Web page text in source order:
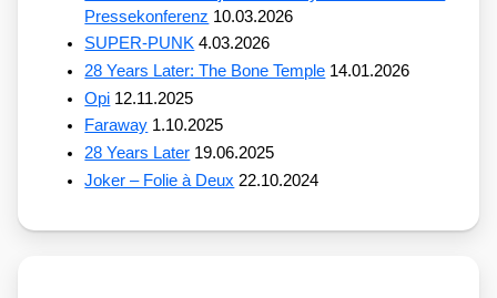
Pressekonferenz 10.03.2026
SUPER-PUNK 4.03.2026
28 Years Later: The Bone Temple 14.01.2026
Opi 12.11.2025
Faraway 1.10.2025
28 Years Later 19.06.2025
Joker – Folie à Deux 22.10.2024